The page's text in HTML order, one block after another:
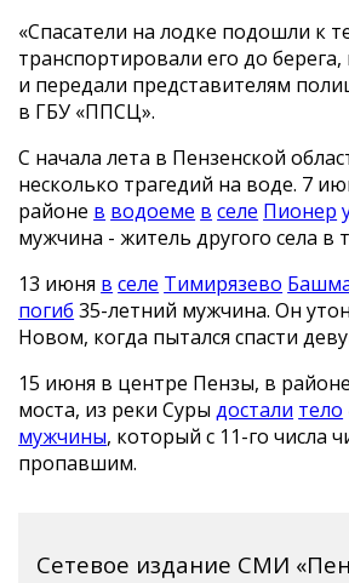
«Спасатели на лодке подошли к
транспортировали его до
и передали представителям
в ГБУ «ППСЦ».
С начала лета в Пензенской
несколько трагедий на воде. 7
районе в водоеме в селе Пионер
мужчина - житель другого села в
13 июня в селе Тимирязево
погиб 35-летний мужчина. Он
Новом, когда пытался спасти
15 июня в центре Пензы, в
моста, из реки Сурыдостали тело
мужчины, который с 11-го числа
пропавшим.
Сетевое издание СМИ